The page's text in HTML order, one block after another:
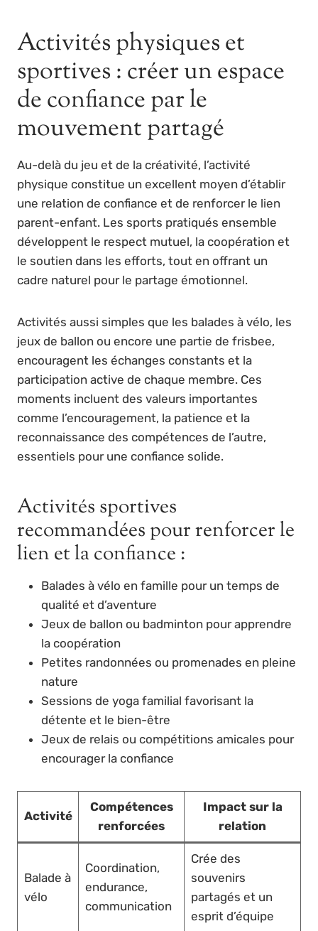
Activités physiques et
sportives : créer un espace
de confiance par le
mouvement partagé
Au-delà du jeu et de la créativité, l’activité
physique constitue un excellent moyen d’établir
une relation de confiance et de renforcer le lien
parent-enfant. Les sports pratiqués ensemble
développent le respect mutuel, la coopération et
le soutien dans les efforts, tout en offrant un
cadre naturel pour le partage émotionnel.
Activités aussi simples que les balades à vélo, les
jeux de ballon ou encore une partie de frisbee,
encouragent les échanges constants et la
participation active de chaque membre. Ces
moments incluent des valeurs importantes
comme l’encouragement, la patience et la
reconnaissance des compétences de l’autre,
essentiels pour une confiance solide.
Activités sportives
recommandées pour renforcer le
lien et la confiance :
Balades à vélo en famille pour un temps de
qualité et d’aventure
Jeux de ballon ou badminton pour apprendre
la coopération
Petites randonnées ou promenades en pleine
nature
Sessions de yoga familial favorisant la
détente et le bien-être
Jeux de relais ou compétitions amicales pour
encourager la confiance
Activité
Compétences
renforcées
Impact sur la
relation
Balade à
vélo
Coordination,
endurance,
communication
Crée des
souvenirs
partagés et un
esprit d’équipe